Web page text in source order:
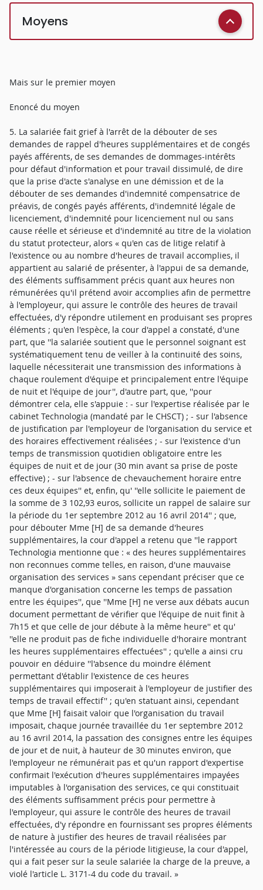
Moyens
Mais sur le premier moyen
Enoncé du moyen
5. La salariée fait grief à l'arrêt de la débouter de ses
demandes de rappel d'heures supplémentaires et de congés
payés afférents, de ses demandes de dommages-intérêts
pour défaut d'information et pour travail dissimulé, de dire
que la prise d'acte s'analyse en une démission et de la
débouter de ses demandes d'indemnité compensatrice de
préavis, de congés payés afférents, d'indemnité légale de
licenciement, d'indemnité pour licenciement nul ou sans
cause réelle et sérieuse et d'indemnité au titre de la violation
du statut protecteur, alors « qu'en cas de litige relatif à
l'existence ou au nombre d'heures de travail accomplies, il
appartient au salarié de présenter, à l'appui de sa demande,
des éléments suffisamment précis quant aux heures non
rémunérées qu'il prétend avoir accomplies afin de permettre
à l'employeur, qui assure le contrôle des heures de travail
effectuées, d'y répondre utilement en produisant ses propres
éléments ; qu'en l'espèce, la cour d'appel a constaté, d'une
part, que ''la salariée soutient que le personnel soignant est
systématiquement tenu de veiller à la continuité des soins,
laquelle nécessiterait une transmission des informations à
chaque roulement d'équipe et principalement entre l'équipe
de nuit et l'équipe de jour'', d'autre part, que, ''pour
démontrer cela, elle s'appuie : - sur l'expertise réalisée par le
cabinet Technologia (mandaté par le CHSCT) ; - sur l'absence
de justification par l'employeur de l'organisation du service et
des horaires effectivement réalisées ; - sur l'existence d'un
temps de transmission quotidien obligatoire entre les
équipes de nuit et de jour (30 min avant sa prise de poste
effective) ; - sur l'absence de chevauchement horaire entre
ces deux équipes'' et, enfin, qu' ''elle sollicite le paiement de
la somme de 3 102,93 euros, sollicite un rappel de salaire sur
la période du 1er septembre 2012 au 16 avril 2014'' ; que,
pour débouter Mme [H] de sa demande d'heures
supplémentaires, la cour d'appel a retenu que ''le rapport
Technologia mentionne que : « des heures supplémentaires
non reconnues comme telles, en raison, d'une mauvaise
organisation des services » sans cependant préciser que ce
manque d'organisation concerne les temps de passation
entre les équipes'', que ''Mme [H] ne verse aux débats aucun
document permettant de vérifier que l'équipe de nuit finit à
7h15 et que celle de jour débute à la même heure'' et qu'
''elle ne produit pas de fiche individuelle d'horaire montrant
les heures supplémentaires effectuées'' ; qu'elle a ainsi cru
pouvoir en déduire ''l'absence du moindre élément
permettant d'établir l'existence de ces heures
supplémentaires qui imposerait à l'employeur de justifier des
temps de travail effectif'' ; qu'en statuant ainsi, cependant
que Mme [H] faisait valoir que l'organisation du travail
imposait, chaque journée travaillée du 1er septembre 2012
au 16 avril 2014, la passation des consignes entre les équipes
de jour et de nuit, à hauteur de 30 minutes environ, que
l'employeur ne rémunérait pas et qu'un rapport d'expertise
confirmait l'exécution d'heures supplémentaires impayées
imputables à l'organisation des services, ce qui constituait
des éléments suffisamment précis pour permettre à
l'employeur, qui assure le contrôle des heures de travail
effectuées, d'y répondre en fournissant ses propres éléments
de nature à justifier des heures de travail réalisées par
l'intéressée au cours de la période litigieuse, la cour d'appel,
qui a fait peser sur la seule salariée la charge de la preuve, a
violé l'article L. 3171-4 du code du travail. »